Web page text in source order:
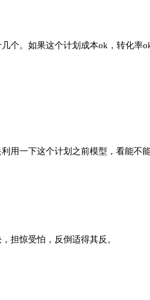
个。如果这个计划成本ok，转化率
用一下这个计划之前模型，看能不能
担惊受怕，反倒适得其反。